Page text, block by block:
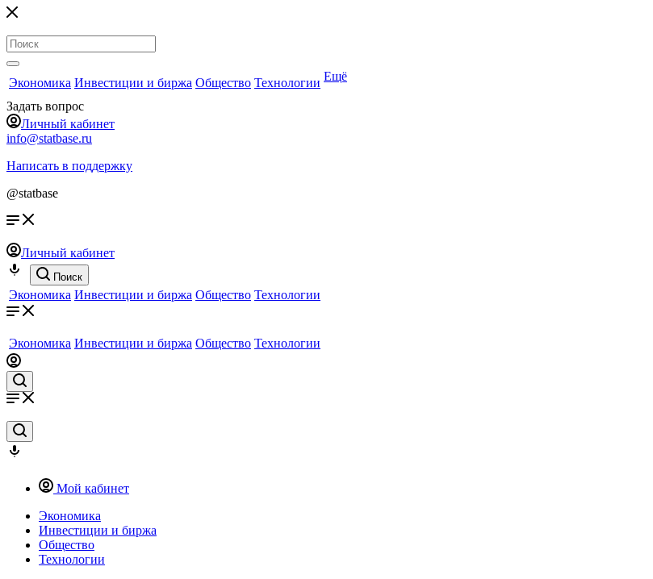
Экономика Инвестиции и биржа Общество Технологии Ещё
Задать вопрос
Личный кабинет
info@statbase.ru
Написать в поддержку
@statbase
Личный кабинет
Поиск
Экономика Инвестиции и биржа Общество Технологии
Экономика Инвестиции и биржа Общество Технологии
Мой кабинет
Экономика
Инвестиции и биржа
Общество
Технологии